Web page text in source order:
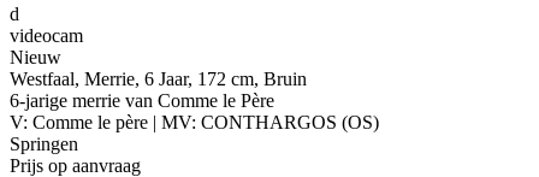
d
videocam
Nieuw
Westfaal, Merrie, 6 Jaar, 172 cm, Bruin
6-jarige merrie van Comme le Père
V: Comme le père | MV: CONTHARGOS (OS)
Springen
Prijs op aanvraag